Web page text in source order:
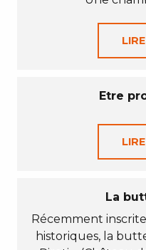
Etre
La
Récemment
historiques, la